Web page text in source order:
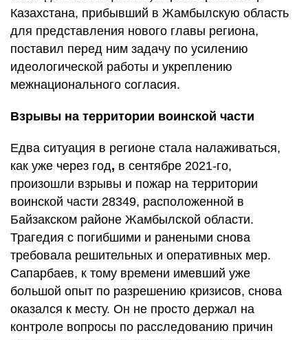
Казахстана, прибывший в Жамбылскую область
для представления нового главы региона,
поставил перед ним задачу по усилению
идеологической работы и укреплению
межнационального согласия.
Взрывы на территории воинской части
Едва ситуация в регионе стала налаживаться,
как уже через год, в сентябре 2021-го,
произошли взрывы и пожар на территории
воинской части 28349, расположенной в
Байзакском районе Жамбылской области.
Трагедия с погибшими и ранеными снова
требовала решительных и оперативных мер.
Сапарбаев, к тому времени имевший уже
большой опыт по разрешению кризисов, снова
оказался к месту. Он не просто держал на
контроле вопросы по расследованию причин